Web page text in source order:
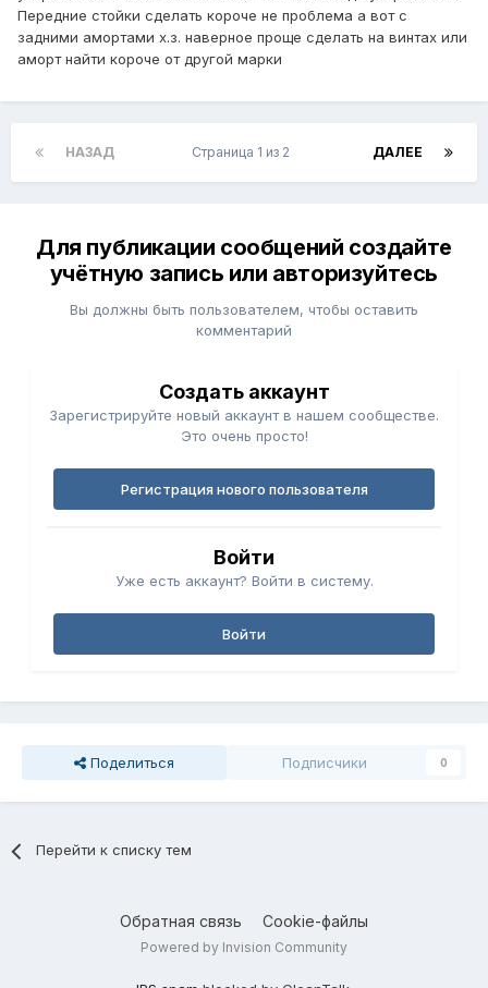
Передние стойки сделать короче не проблема а вот с
задними амортами х.з. наверное проще сделать на винтах или
аморт найти короче от другой марки
НАЗАД ДАЛЕЕ
Страница 1 из 2
Для публикации сообщений создайте
учётную запись или авторизуйтесь
Вы должны быть пользователем, чтобы оставить
комментарий
Создать аккаунт
Зарегистрируйте новый аккаунт в нашем сообществе.
Это очень просто!
Регистрация нового пользователя
Войти
Уже есть аккаунт? Войти в систему.
Войти
Поделиться Подписчики 0
Перейти к списку тем
Обратная связь Cookie-файлы
Powered by Invision Community